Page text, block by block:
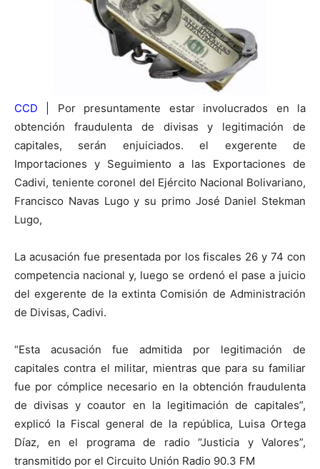
CCD |
Por presuntamente estar involucrados en la
obtención fraudulenta de divisas y legitimación de
capitales, serán enjuiciados. el exgerente de
Importaciones y Seguimiento a las Exportaciones de
Cadivi, teniente coronel del Ejército Nacional Bolivariano,
Francisco Navas Lugo y su primo José Daniel Stekman
Lugo,
La acusación fue presentada por los fiscales 26 y 74 con
competencia nacional y, luego se ordenó el pase a juicio
del exgerente de la extinta Comisión de Administración
de Divisas, Cadivi.
“Esta acusación fue admitida por legitimación de
capitales contra el militar, mientras que para su familiar
fue por cómplice necesario en la obtención fraudulenta
de divisas y coautor en la legitimación de capitales”,
explicó la Fiscal general de la república, Luisa Ortega
Díaz, en el programa de radio “Justicia y Valores”,
transmitido por el Circuito Unión Radio 90.3 FM